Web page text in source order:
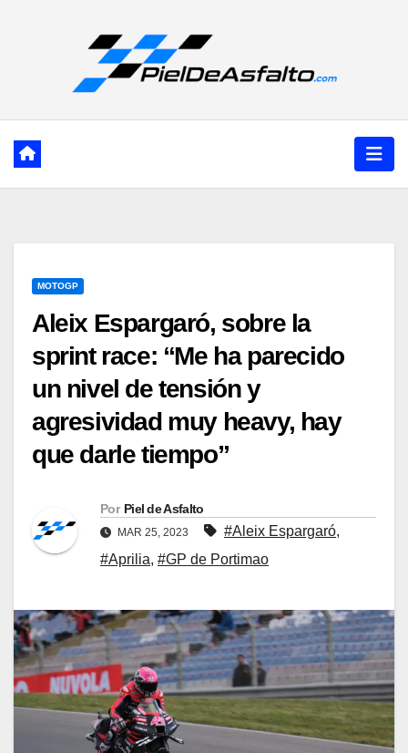
MOTOGP
Aleix Espargaró, sobre la
sprint race: “Me ha parecido
un nivel de tensión y
agresividad muy heavy, hay
que darle tiempo”
Por Piel de Asfalto
MAR 25, 2023 #Aleix Espargaró,
#Aprilia, #GP de Portimao